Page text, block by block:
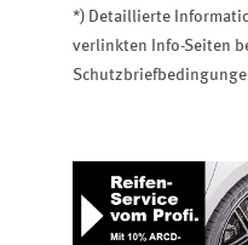
*) Detaillierte
verlinkten Info-Seiten